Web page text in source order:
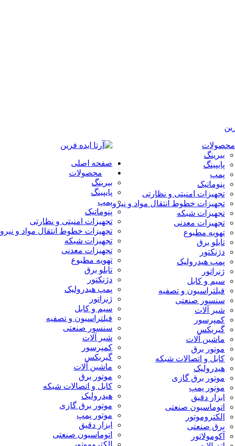
محصولات
بیرینگ
پایپینگ
پمپ
پنوماتیک
تجهیزات امنیتی و نظارتی
تجهیزات خطوط انتقال مواد و نیرو
تجهیزات شبکه
تجهیزات معدنی
تهویه مطبوع
تابلو برق
دژنکتور
پمپ هیدرولیک
ژنراتور
سیم و کابل
فیلتراسیون و تصفیه
سنسور صنعتی
شیر آلات
کمپرسور
گیربکس
ماشین آلات
موتور برق
کابل و اتصالات شبکه
هیدرولیک
موتور برق گازی
موتور پمپ
ابزار دقیق
اتوماسیون صنعتی
الکتروموتور
برق صنعتی
آکومولاتور
صفحه اصلی
محصولات
بیرینگ
پایپینگ
پمپ
پنوماتیک
تجهیزات امنیتی و نظارتی
تجهیزات خطوط انتقال مواد و نیرو
تجهیزات شبکه
تجهیزات معدنی
تهویه مطبوع
تابلو برق
دژنکتور
پمپ هیدرولیک
ژنراتور
سیم و کابل
فیلتراسیون و تصفیه
سنسور صنعتی
شیر آلات
کمپرسور
گیربکس
ماشین آلات
موتور برق
کابل و اتصالات شبکه
هیدرولیک
موتور برق گازی
موتور پمپ
ابزار دقیق
اتوماسیون صنعتی
الکتروموتور